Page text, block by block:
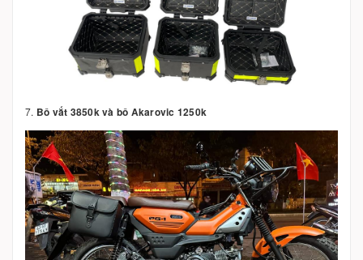
7. Bô vắt 3850k và bô Akarovic 1250k